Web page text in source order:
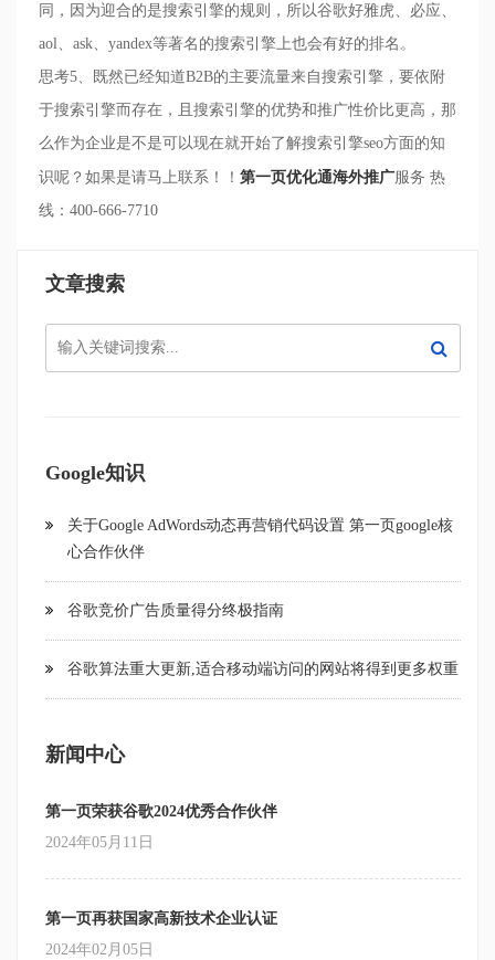
同，因为迎合的是搜索引擎的规则，所以谷歌好雅虎、必应、
aol、 ask、 yandex等著名的搜索引擎上也会有好的排名。
思考5、既然已经知道B2B的主要流量来自搜索引擎 ，要依附
于搜索引擎而存在，且搜索引擎的优势和推广性价比更高，那
么作为企业是不是可以现在就开始了解搜索引擎seo方面的知
识呢？如果是请马上联系！！ 第一页优化通海外推广服务 热
线： 400-666-7710
文章搜索
Google知识
关于Google AdWords动态再营销代码设置 第一页google核
心合作伙伴
谷歌竞价广告质量得分终极指南
谷歌算法重大更新,适合移动端访问的网站将得到更多权重
新闻中心
第一页荣获谷歌2024优秀合作伙伴
2024年05月11日
第一页再获国家高新技术企业认证
2024年02月05日